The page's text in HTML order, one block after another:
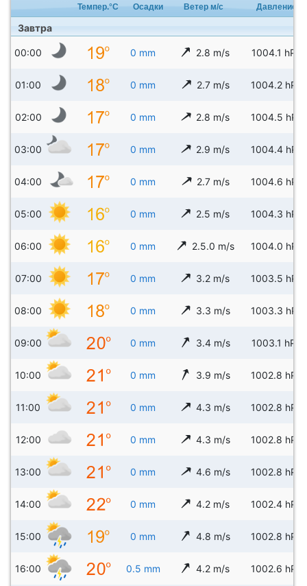
Темпер.°C Осадки Ветер м/с Давление
Завтра
00:00 0 mm 2.8 m/s 1004.1 hPa
01:00 0 mm 2.7 m/s 1004.2 hPa
02:00 0 mm 2.8 m/s 1004.5 hPa
03:00 0 mm 2.9 m/s 1004.4 hPa
04:00 0 mm 2.7 m/s 1004.6 hPa
05:00 0 mm 2.5 m/s 1004.3 hPa
06:00 0 mm 2.5.0 m/s 1004.0 hPa
07:00 0 mm 3.2 m/s 1003.5 hPa
08:00 0 mm 3.3 m/s 1003.3 hPa
09:00 0 mm 3.4 m/s 1003.1 hPa
10:00 0 mm 3.9 m/s 1002.8 hPa
11:00 0 mm 4.3 m/s 1002.8 hPa
12:00 0 mm 4.3 m/s 1002.8 hPa
13:00 0 mm 4.6 m/s 1002.8 hPa
14:00 0 mm 4.2 m/s 1002.4 hPa
15:00 0 mm 4.8 m/s 1002.8 hPa
16:00 0.5 mm 4.2 m/s 1002.6 hPa